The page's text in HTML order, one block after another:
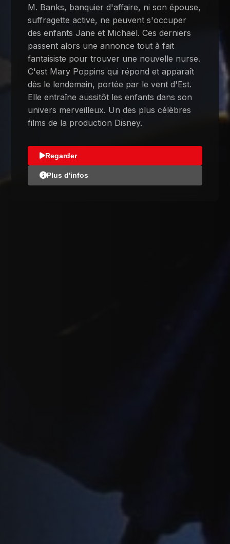
M. Banks, banquier d'affaire, ni son épouse,
suffragette active, ne peuvent s'occuper
des enfants Jane et Michaël. Ces derniers
passent alors une annonce tout à fait
fantaisiste pour trouver une nouvelle nurse.
C'est Mary Poppins qui répond et apparaît
dès le lendemain, portée par le vent d'Est.
Elle entraîne aussitôt les enfants dans son
univers merveilleux. Un des plus célèbres
films de la production Disney.
Regarder
Plus d'infos